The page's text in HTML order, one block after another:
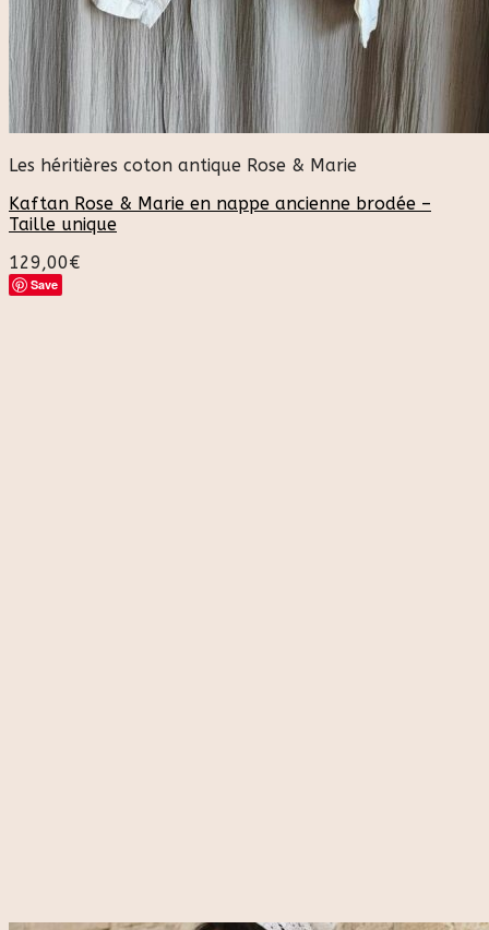
Les héritières coton antique Rose & Marie
Kaftan Rose & Marie en nappe ancienne brodée –
Taille unique
129,00€
Save